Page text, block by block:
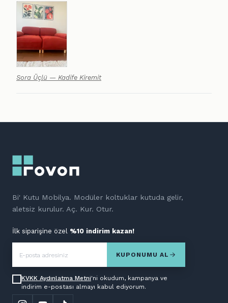
Sora Üçlü — Kadife Kiremit
Bi' Kutu Mobilya. Modüler koltuklar kutuda gelir,
aletsiz kurulur. Aç. Kur. Otur.
İlk siparişine özel %10 indirim kazan!
KUPONUMU AL
KVKK Aydınlatma Metni'ni okudum, kampanya ve
indirim e-postası almayı kabul ediyorum.